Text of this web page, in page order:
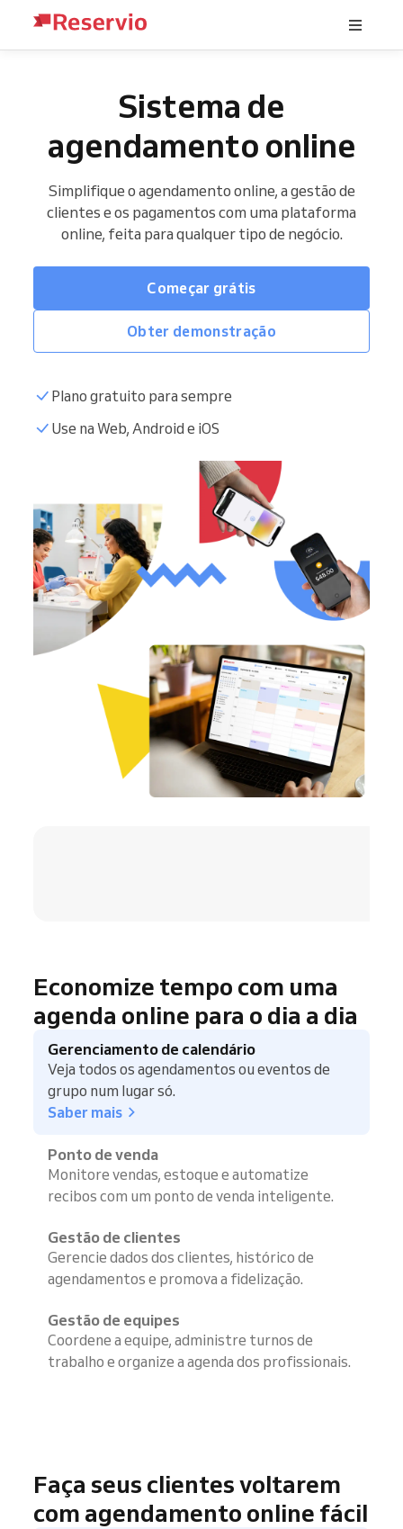
Sistema de
agendamento online
Simplifique o agendamento online, a gestão de
clientes e os pagamentos com uma plataforma
online, feita para qualquer tipo de negócio.
Começar grátis
Obter demonstração
Plano gratuito para sempre
Use na Web, Android e iOS
Economize tempo com uma
agenda online para o dia a dia
Gerenciamento de calendário
Veja todos os agendamentos ou eventos de
grupo num lugar só.
Saber mais
Ponto de venda
Monitore vendas, estoque e automatize
recibos com um ponto de venda inteligente.
Gestão de clientes
Gerencie dados dos clientes, histórico de
agendamentos e promova a fidelização.
Gestão de equipes
Coordene a equipe, administre turnos de
trabalho e organize a agenda dos profissionais.
Faça seus clientes voltarem
com agendamento online fácil